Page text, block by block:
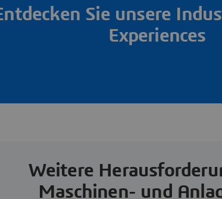
Sie unsere
Experiences
Weitere
Maschinen- und